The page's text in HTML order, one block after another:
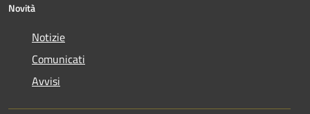
Novità
Notizie
Comunicati
Avvisi